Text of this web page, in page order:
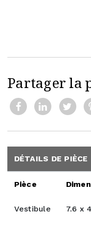
Partager la
DÉTAILS DE PIÈCE
Pièce
Vestibule 7.6 x